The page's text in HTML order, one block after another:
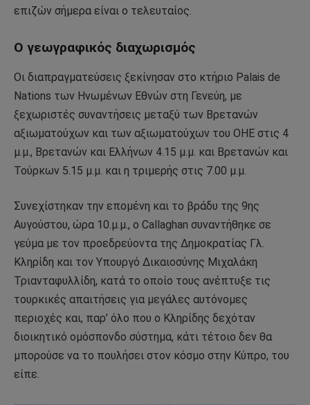
επιζών σήμερα είναι ο τελευταίος.
Ο γεωγραφικός διαχωρισμός
Οι διαπραγματεύσεις ξεκίνησαν στο κτήριο Palais de
Nations των Ηνωμένων Εθνών στη Γενεύη, με
ξεχωριστές συναντήσεις μεταξύ των Βρετανών
αξιωματούχων και των αξιωματούχων του ΟΗΕ στις 4
μ.μ., Βρετανών και Ελλήνων 4.15 μ.μ. και Βρετανών και
Τούρκων 5.15 μ.μ. και η τριμερής στις 7.00 μ.μ.
Συνεχίστηκαν την επομένη και το βράδυ της 9ης
Αυγούστου, ώρα 10.μ.μ., ο Callaghan συναντήθηκε σε
γεύμα με τον προεδρεύοντα της Δημοκρατίας Γλ.
Κληρίδη και τον Υπουργό Δικαιοσύνης Μιχαλάκη
Τριανταφυλλίδη, κατά το οποίο τους ανέπτυξε τις
τουρκικές απαιτήσεις για μεγάλες αυτόνομες
περιοχές και, παρ’ όλο που ο Κληρίδης δεχόταν
διοικητικό ομόσπονδο σύστημα, κάτι τέτοιο δεν θα
μπορούσε να το πουλήσει στον κόσμο στην Κύπρο, του
είπε.